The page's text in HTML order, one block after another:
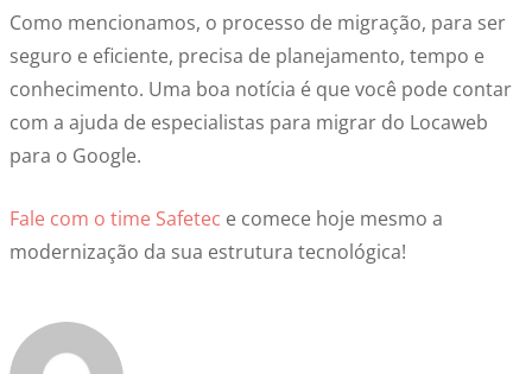
Como mencionamos, o processo de migração, para ser
seguro e eficiente, precisa de planejamento, tempo e
conhecimento. Uma boa notícia é que você pode contar
com a ajuda de especialistas para migrar do Locaweb
para o Google.
Fale com o time Safetec e comece hoje mesmo a
modernização da sua estrutura tecnológica!